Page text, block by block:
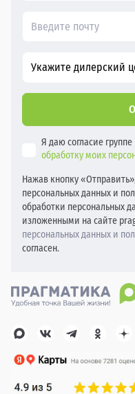
Укажите дилерский
Я даю согласие
обработку моих
Нажав кнопку
персональных данных и
обработки персональных
изложенными на сайте
персональных данных и
согласен.